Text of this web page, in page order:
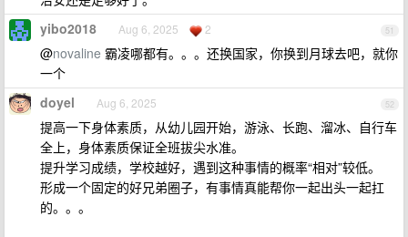
51
yibo2018 Aug 6, 2025 2
@novaline 霸凌哪都有。。。还换国家，你换到月球去吧，就你
一个
52
doyel Aug 6, 2025
提高一下身体素质，从幼儿园开始，游泳、长跑、溜冰、自行车
全上，身体素质保证全班拔尖水准。
提升学习成绩，学校越好，遇到这种事情的概率“相对”较低。
形成一个固定的好兄弟圈子，有事情真能帮你一起出头一起扛
的。。。